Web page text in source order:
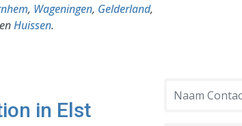
, Wageningen, Gelderland,
enHuissen.
in Elst